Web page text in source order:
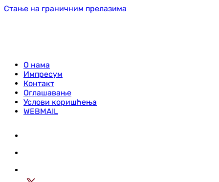
Стање на граничним прелазима
О нама
Импресум
Контакт
Оглашавање
Услови коришћења
WEBMAIL